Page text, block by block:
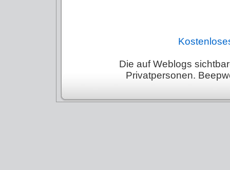
Die auf Weblogs
Privatpersonen.